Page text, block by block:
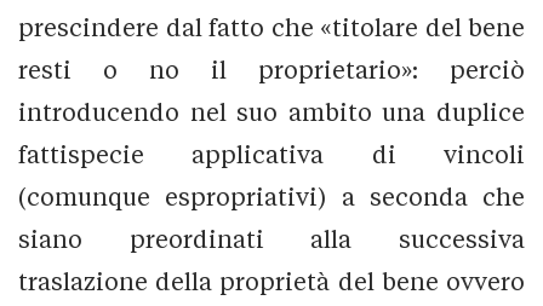
prescindere dal fatto che «titolare del bene
resti o no il proprietario»: perciò
introducendo nel suo ambito una duplice
fattispecie applicativa di vincoli
(comunque espropriativi) a seconda che
siano preordinati alla successiva
traslazione della proprietà del bene ovvero